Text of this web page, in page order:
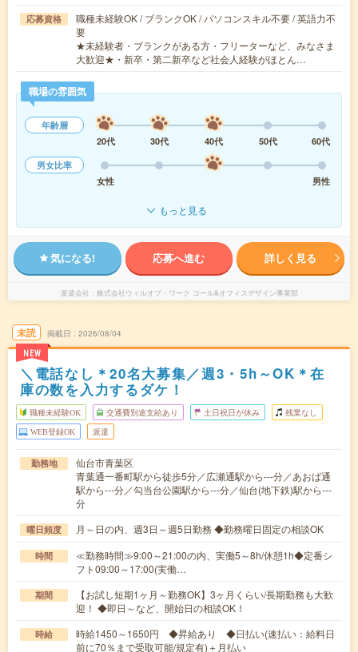
応募資格
職種未経験OK / ブランクOK / パソコンスキル不要 / 英語力不
要
★未経験者・ブランクがある方・フリーターなど、みなさま
大歓迎★・新卒・第二新卒など社会人経験がほとん…
職場の雰囲気
年齢層
20代
30代 40代 50代
60代
男女比率
女性
男性
もっと見る
気になる! 応募へ進む 詳しく見る
派遣会社 株式会社ウィルオブ・ワーク コール&オフィスデザイン事業部
未読
NEW
掲載日 2026/08/04
＼電話なし＊20名大募集／週3・5h～OK＊在
庫の数を入力するダケ！
職種未経験OK 交通費別途支給あり 土日祝日が休み 残業なし
WEB登録OK 派遣
勤務地
仙台市青葉区
青葉通一番町駅から徒歩5分／広瀬通駅から---分／あおば通
駅から---分／勾当台公園駅から---分／仙台(地下鉄)駅から---
分
曜日頻度 月～日の内、週3日～週5日勤務 ◆勤務曜日固定の相談OK
時間
≪勤務時間≫9:00～21:00の内、実働5～8h/休憩1h◆定番シ
フト09:00～17:00(実働…
期間
【お試し短期1ヶ月～勤務OK】3ヶ月くらい/長期勤務も大歓
迎！ ◆即日～など、開始日の相談OK！
時給
時給1450～1650円 ◆昇給あり ◆日払い(速払い：給料日
前に70％まで受取可能/規定有)＋月払い